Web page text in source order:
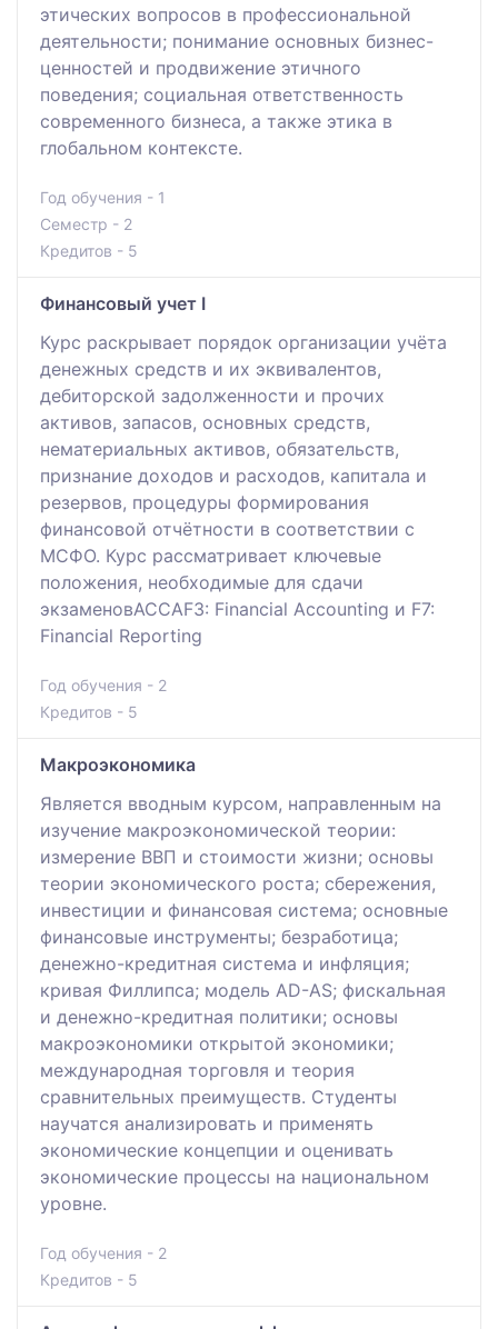
этических вопросов в профессиональной
деятельности; понимание основных бизнес-
ценностей и продвижение этичного
поведения; социальная ответственность
современного бизнеса, а также этика в
глобальном контексте.
Год обучения - 1
Семестр - 2
Кредитов - 5
Финансовый учет I
Курс раскрывает порядок организации учёта
денежных средств и их эквивалентов,
дебиторской задолженности и прочих
активов, запасов, основных средств,
нематериальных активов, обязательств,
признание доходов и расходов, капитала и
резервов, процедуры формирования
финансовой отчётности в соответствии с
МСФО. Курс рассматривает ключевые
положения, необходимые для сдачи
экзаменовACCAF3: Financial Accounting и F7:
Financial Reporting
Год обучения - 2
Кредитов - 5
Макроэкономика
Является вводным курсом, направленным на
изучение макроэкономической теории:
измерение ВВП и стоимости жизни; основы
теории экономического роста; сбережения,
инвестиции и финансовая система; основные
финансовые инструменты; безработица;
денежно-кредитная система и инфляция;
кривая Филлипса; модель AD-AS; фискальная
и денежно-кредитная политики; основы
макроэкономики открытой экономики;
международная торговля и теория
сравнительных преимуществ. Студенты
научатся анализировать и применять
экономические концепции и оценивать
экономические процессы на национальном
уровне.
Год обучения - 2
Кредитов - 5